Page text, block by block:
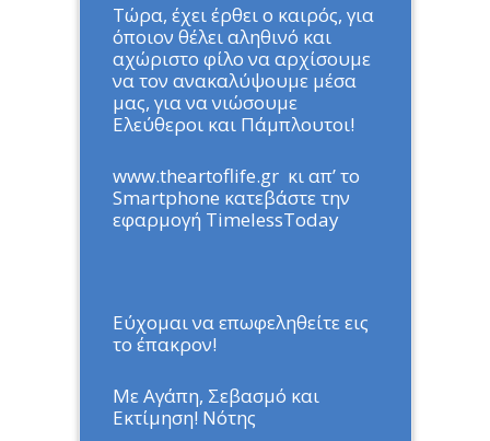
Τώρα, έχει έρθει ο καιρός, για
όποιον θέλει αληθινό και
αχώριστο φίλο να αρχίσουμε
να τον ανακαλύψουμε μέσα
μας, για να νιώσουμε
Ελεύθεροι και Πάμπλουτοι!
www.theartoflife.gr κι απ’ το
Smartphone κατεβάστε την
εφαρμογή TimelessToday
Εύχομαι να επωφεληθείτε εις
το έπακρον!
Με Αγάπη, Σεβασμό και
Εκτίμηση! Νότης